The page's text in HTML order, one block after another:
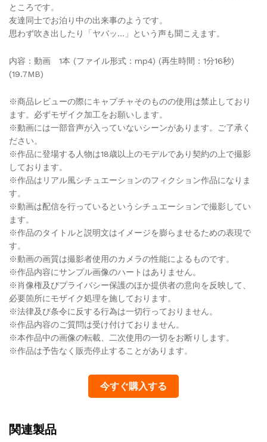
ところです。
友達同士でお泊り中の出来事のようです。
思わず吹き出したり「ヤバッ…」という声も聞こえます。
内容：動画 1本 (ファイル形式：mp4) (再生時間：1分16秒)
(19.7MB)
※商品レビューの際にキャプチャそのものの使用は禁止しており
ます。必ずモザイク加工をお願いします。
※動画には一部音声が入っていないシーンがあります。ご了承く
ださい。
※作品に登場する人物は18歳以上のモデルであり契約の上で撮影
しております。
※作品はリアル風シチュエーションのフィクション作品になりま
す。
※動画は配信を行っているというシチュエーションで撮影してい
ます。
※作品のタイトルと説明文はイメージを膨らませるための表現で
す。
※動画の画質は撮影者使用のカメラの性能によるものです。
※作品内容にサンプル画像のハートはありません。
※肖像権及びプライバシー保護のほか提供者の意向を反映して、
必要箇所にモザイク処理を施しております。
※法律及び条令に反する行為は一切行っておりません。
※作品内容のご質問は受け付けておりません。
※本作品中の画像の転載、二次使用の一切をお断りします。
※作品は予告なく販売停止することがあります。
今すぐ購入する
関連製品